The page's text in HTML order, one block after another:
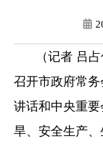
（记者 吕
召开市政府常
讲话和中央重
旱、安全生产、